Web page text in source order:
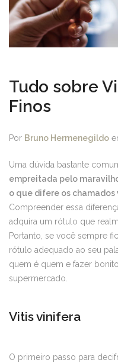
Tudo sobre
Finos
Por Bruno Hermenegildo
Uma dúvida bastante
empreitada pelo
o que difere os chamados
Compreender essa
adquira um rótulo que
Portanto, se você sempre
rótulo adequado ao seu
quem é quem e fazer
supermercado.
Vitis vinifera
O primeiro passo para